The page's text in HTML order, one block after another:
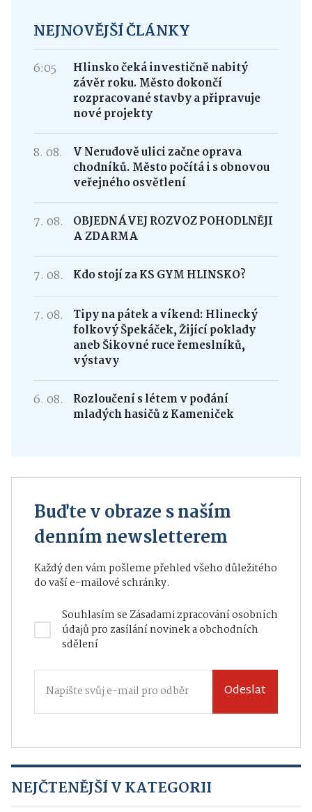
NEJNOVĚJŠÍ ČLÁNKY
6:05
Hlinsko čeká investičně nabitý
závěr roku. Město dokončí
rozpracované stavby a připravuje
nové projekty
8. 08.
V Nerudově ulici začne oprava
chodníků. Město počítá i s obnovou
veřejného osvětlení
7. 08.
OBJEDNÁVEJ ROZVOZ POHODLNĚJI
A ZDARMA
7. 08. Kdo stojí za KS GYM HLINSKO?
7. 08.
Tipy na pátek a víkend: Hlinecký
folkový Špekáček, Žijící poklady
aneb Šikovné ruce řemeslníků,
výstavy
6. 08.
Rozloučení s létem v podání
mladých hasičů z Kameniček
Buďte v obraze s naším
denním newsletterem
Každý den vám pošleme přehled všeho důležitého
do vaší e-mailové schránky.
Souhlasím seZásadami zpracování osobních
údajůpro zasílání novinek a obchodních
sdělení
Odeslat
NEJČTENĚJŠÍ V KATEGORII